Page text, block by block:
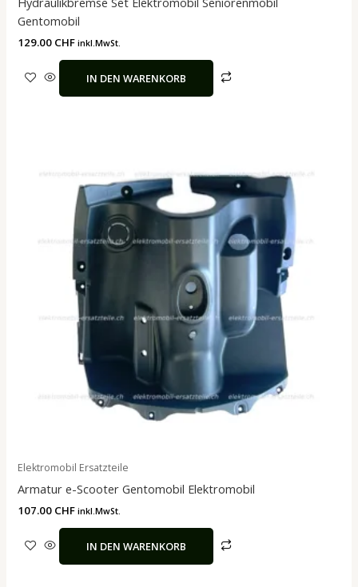
Gentomobil
129.00 CHF inkl.MwSt.
IN DEN WARENKORB
Elektromobil Ersatzteile
Armatur e-Scooter Gentomobil Elektromobil
107.00 CHF inkl.MwSt.
IN DEN WARENKORB